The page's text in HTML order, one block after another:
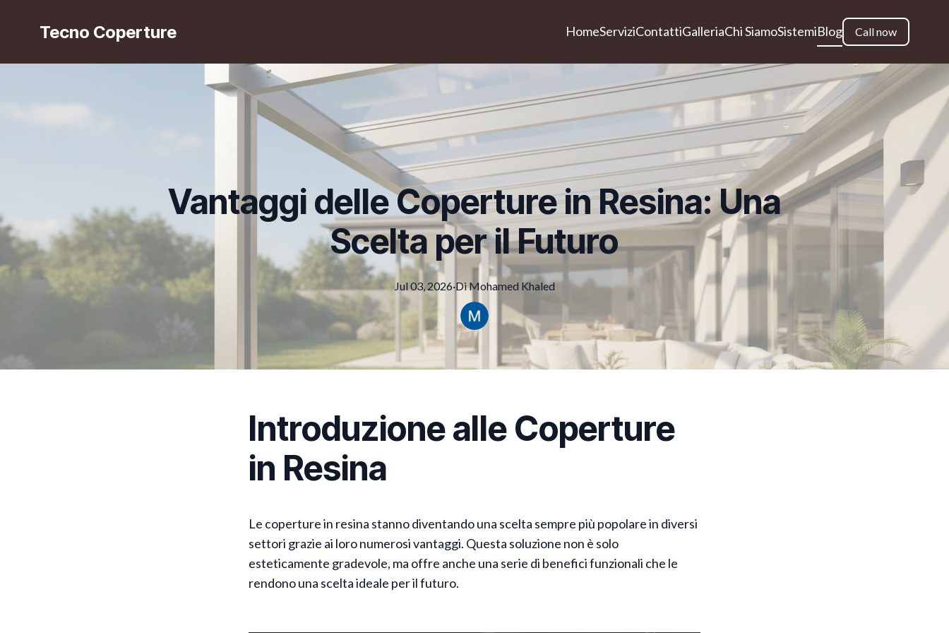
Tecno Coperture HomeServiziContattiGalleriaChi SiamoSistemiBlog Call now
Vantaggi delle Coperture in Resina: Una
Scelta per il Futuro
Jul 03, 2026·DiMohamed Khaled
Introduzione alle Coperture
in Resina
Le coperture in resina stanno diventando una scelta sempre più popolare in diversi
settori grazie ai loro numerosi vantaggi. Questa soluzione non è solo
esteticamente gradevole, ma offre anche una serie di benefici funzionali che le
rendono una scelta ideale per il futuro.